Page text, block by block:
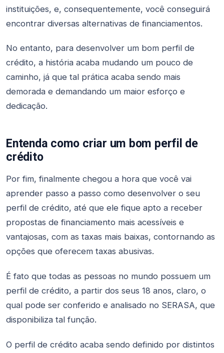
instituições, e, consequentemente, você conseguirá
encontrar diversas alternativas de financiamentos.
No entanto, para desenvolver um bom perfil de
crédito, a história acaba mudando um pouco de
caminho, já que tal prática acaba sendo mais
demorada e demandando um maior esforço e
dedicação.
Entenda como criar um bom perfil de
crédito
Por fim, finalmente chegou a hora que você vai
aprender passo a passo como desenvolver o seu
perfil de crédito, até que ele fique apto a receber
propostas de financiamento mais acessíveis e
vantajosas, com as taxas mais baixas, contornando as
opções que oferecem taxas abusivas.
É fato que todas as pessoas no mundo possuem um
perfil de crédito, a partir dos seus 18 anos, claro, o
qual pode ser conferido e analisado no SERASA, que
disponibiliza tal função.
O perfil de crédito acaba sendo definido por distintos